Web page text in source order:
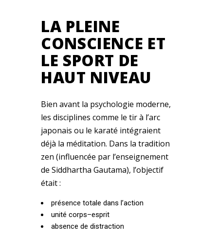
LA PLEINE
CONSCIENCE ET
LE SPORT DE
HAUT NIVEAU
Bien avant la psychologie moderne,
les disciplines comme le tir à l’arc
japonais ou le karaté intégraient
déjà la méditation. Dans la tradition
zen (influencée par l’enseignement
de Siddhartha Gautama), l’objectif
était :
présence totale dans l’action
unité corps–esprit
absence de distraction